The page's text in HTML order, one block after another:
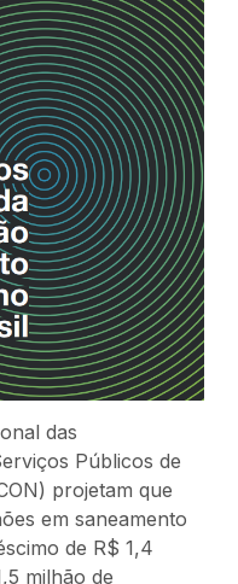
das
Públicos de
projetam que
em saneamento
de R$ 1,4
milhão de